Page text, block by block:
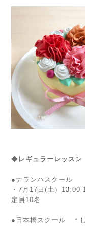
◆ レギュラーレッスン
●ナランハスクール
・7月17日(土）
定員10名
● 日本橋スクール ＊